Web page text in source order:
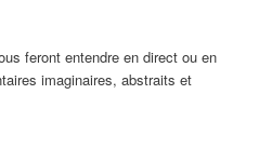
feront entendre en direct ou en
imaginaires, abstraits et